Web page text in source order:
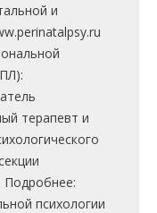
и
терапевт и
Подробнее:
психологии